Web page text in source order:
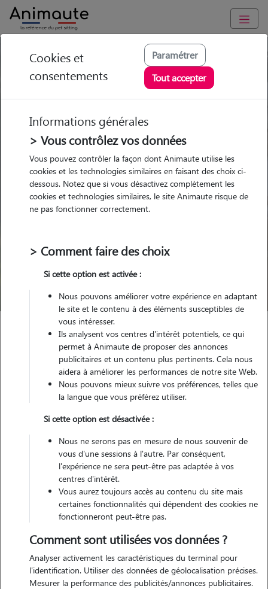
Trouvez votre gardien idéal !
Garde
chez le Pet Sitter
Garde
chez le Pet Sitter Visites
Visites
Pour quel animal ?
Trouver mon Pet Sitter
Garde animaux France Normandie
Seine-Maritime
Darnétal
Nos cat sitters à Darnétal
Cookies et
consentements
Paramétrer
Tout accepter
Informations générales
> Vous contrôlez vos données
Vous pouvez contrôler la façon dont Animaute utilise les
cookies et les technologies similaires en faisant des choix ci-
dessous. Notez que si vous désactivez complètement les
cookies et technologies similaires, le site Animaute risque de
ne pas fonctionner correctement.
> Comment faire des choix
Si cette option est activée :
Nous pouvons améliorer votre expérience en adaptant
le site et le contenu à des éléments susceptibles de
vous intéresser.
Ils analysent vos centres d'intérêt potentiels, ce qui
permet à Animaute de proposer des annonces
publicitaires et un contenu plus pertinents. Cela nous
aidera à améliorer les performances de notre site Web.
Nous pouvons mieux suivre vos préférences, telles que
la langue que vous préférez utiliser.
Si cette option est désactivée :
Nous ne serons pas en mesure de nous souvenir de
vous d'une sessions à l'autre. Par conséquent,
l'expérience ne sera peut-être pas adaptée à vos
centres d'intérêt.
Vous aurez toujours accès au contenu du site mais
certaines fonctionnalités qui dépendent des cookies ne
fonctionneront peut-être pas.
Comment sont utilisées vos données ?
Analyser activement les caractéristiques du terminal pour
l'identification. Utiliser des données de géolocalisation précises.
Mesurer la performance des publicités/annonces publicitaires.